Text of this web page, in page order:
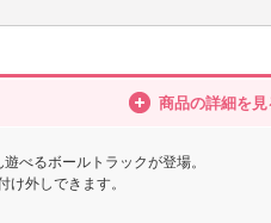
商品の詳細を見
べるボールトラックが登場。
け外しできます。